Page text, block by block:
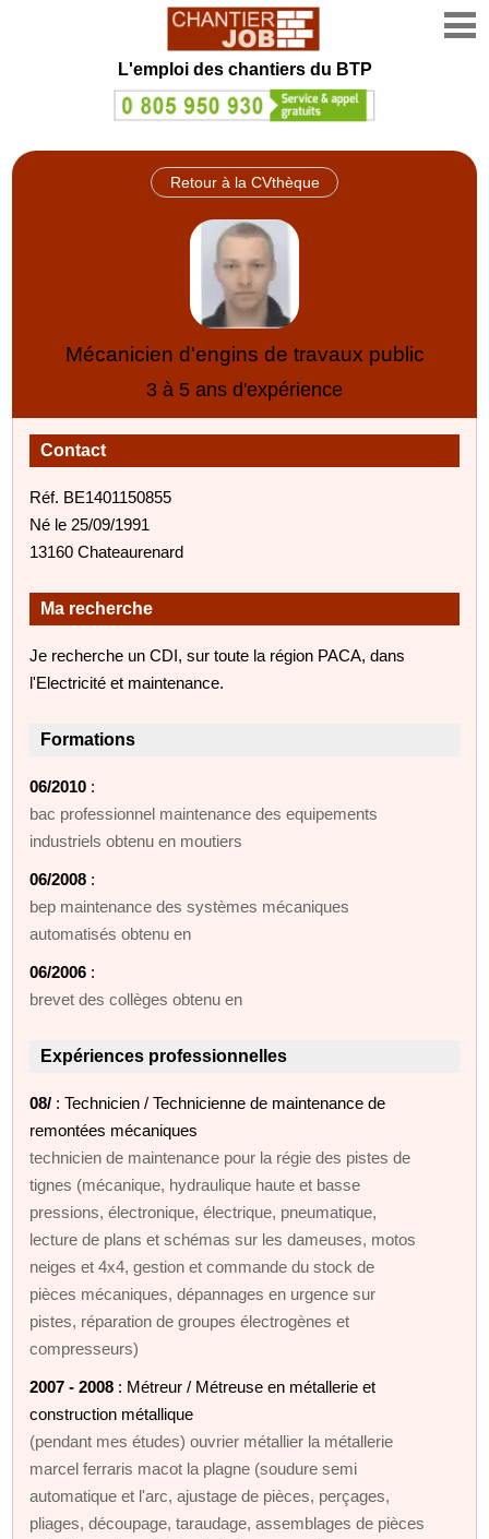
L'emploi des chantiers du BTP
Retour à la CVthèque
Mécanicien d'engins de travaux public
3 à 5 ans d'expérience
Contact
Réf. BE1401150855
Né le 25/09/1991
13160 Chateaurenard
Ma recherche
Je recherche un CDI, sur toute la région PACA, dans
l'Electricité et maintenance.
Formations
06/2010 :
bac professionnel maintenance des equipements
industriels obtenu en moutiers
06/2008 :
bep maintenance des systèmes mécaniques
automatisés obtenu en
06/2006 :
brevet des collèges obtenu en
Expériences professionnelles
08/ : Technicien / Technicienne de maintenance de
remontées mécaniques
technicien de maintenance pour la régie des pistes de
tignes (mécanique, hydraulique haute et basse
pressions, électronique, électrique, pneumatique,
lecture de plans et schémas sur les dameuses, motos
neiges et 4x4, gestion et commande du stock de
pièces mécaniques, dépannages en urgence sur
pistes, réparation de groupes électrogènes et
compresseurs)
2007 - 2008 : Métreur / Métreuse en métallerie et
construction métallique
(pendant mes études) ouvrier métallier la métallerie
marcel ferraris macot la plagne (soudure semi
automatique et l'arc, ajustage de pièces, perçages,
pliages, découpage, taraudage, assemblages de pièces